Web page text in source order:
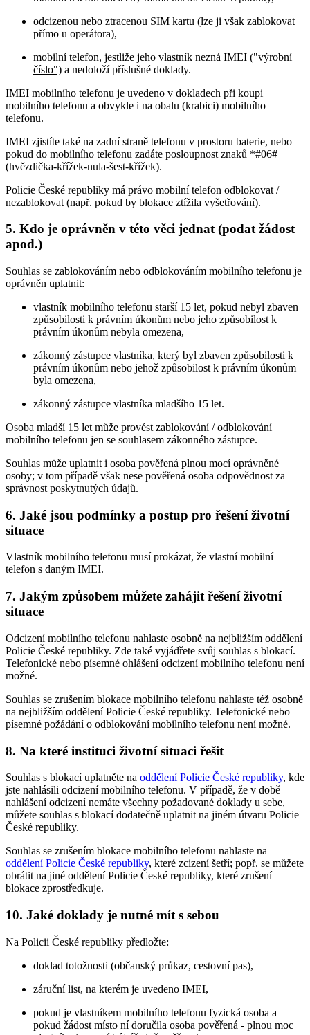
odcizenou nebo ztracenou SIM kartu (lze ji však zablokovat
přímo u operátora),
mobilní telefon, jestliže jeho vlastník nezná IMEI ("výrobní
číslo") a nedoloží příslušné doklady.
IMEI mobilního telefonu je uvedeno v dokladech při koupi
mobilního telefonu a obvykle i na obalu (krabici) mobilního
telefonu.
IMEI zjistíte také na zadní straně telefonu v prostoru baterie, nebo
pokud do mobilního telefonu zadáte posloupnost znaků *#06#
(hvězdička-křížek-nula-šest-křížek).
Policie České republiky má právo mobilní telefon odblokovat /
nezablokovat (např. pokud by blokace ztížila vyšetřování).
5. Kdo je oprávněn v této věci jednat (podat žádost
apod.)
Souhlas se zablokováním nebo odblokováním mobilního telefonu je
oprávněn uplatnit:
vlastník mobilního telefonu starší 15 let, pokud nebyl zbaven
způsobilosti k právním úkonům nebo jeho způsobilost k
právním úkonům nebyla omezena,
zákonný zástupce vlastníka, který byl zbaven způsobilosti k
právním úkonům nebo jehož způsobilost k právním úkonům
byla omezena,
zákonný zástupce vlastníka mladšího 15 let.
Osoba mladší 15 let může provést zablokování / odblokování
mobilního telefonu jen se souhlasem zákonného zástupce.
Souhlas může uplatnit i osoba pověřená plnou mocí oprávněné
osoby; v tom případě však nese pověřená osoba odpovědnost za
správnost poskytnutých údajů.
6. Jaké jsou podmínky a postup pro řešení životní
situace
Vlastník mobilního telefonu musí prokázat, že vlastní mobilní
telefon s daným IMEI.
7. Jakým způsobem můžete zahájit řešení životní
situace
Odcizení mobilního telefonu nahlaste osobně na nejbližším oddělení
Policie České republiky. Zde také vyjádřete svůj souhlas s blokací.
Telefonické nebo písemné ohlášení odcizení mobilního telefonu není
možné.
Souhlas se zrušením blokace mobilního telefonu nahlaste též osobně
na nejbližším oddělení Policie České republiky. Telefonické nebo
písemné požádání o odblokování mobilního telefonu není možné.
8. Na které instituci životní situaci řešit
Souhlas s blokací uplatněte na oddělení Policie České republiky, kde
jste nahlásili odcizení mobilního telefonu. V případě, že v době
nahlášení odcizení nemáte všechny požadované doklady u sebe,
můžete souhlas s blokací dodatečně uplatnit na jiném útvaru Policie
České republiky.
Souhlas se zrušením blokace mobilního telefonu nahlaste na
oddělení Policie České republiky, které zcizení šetří; popř. se můžete
obrátit na jiné oddělení Policie České republiky, které zrušení
blokace zprostředkuje.
10. Jaké doklady je nutné mít s sebou
Na Policii České republiky předložte:
doklad totožnosti (občanský průkaz, cestovní pas),
záruční list, na kterém je uvedeno IMEI,
pokud je vlastníkem mobilního telefonu fyzická osoba a
pokud žádost místo ní doručila osoba pověřená - plnou moc